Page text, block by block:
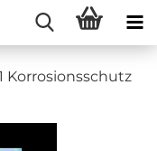
Korrosionsschutz